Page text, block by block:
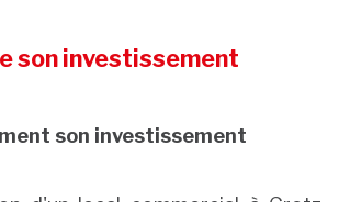
son investissement
son investissement